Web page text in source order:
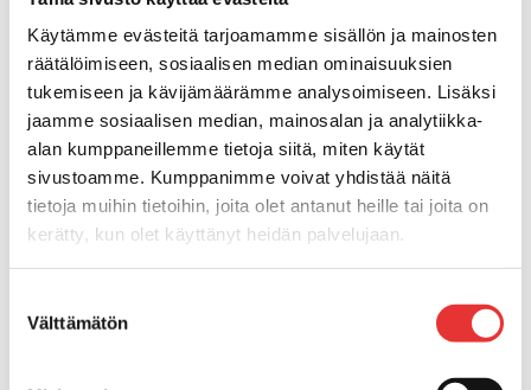
Käytämme evästeitä tarjoamamme sisällön ja mainosten
räätälöimiseen, sosiaalisen median ominaisuuksien
tukemiseen ja kävijämäärämme analysoimiseen. Lisäksi
jaamme sosiaalisen median, mainosalan ja analytiikka-
alan kumppaneillemme tietoja siitä, miten käytät
sivustoamme. Kumppanimme voivat yhdistää näitä
tietoja muihin tietoihin, joita olet antanut heille tai joita on
kerätty, kun olet käyttänyt heidän palvelujaan.
valinta
Välttämätön
Muoviseokset
Polttoaine
Kansiruuvikkeitten varaosat
Makea vesi
Keula- ja uimatasot
Uimatasot
Keulatasot
Hankaimet